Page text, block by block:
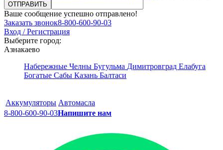
ОТПРАВИТЬ
Ваше сообщение успешно отправлено!
Заказать звонок8-800-600-90-03
Вход / Регистрация
Выберите город:
Азнакаево
Набережные Челны Бугульма Димитровград Елабуга
Богатые Сабы Казань Балтаси
Аккумуляторы Автомасла
8-800-600-90-03Напишите нам